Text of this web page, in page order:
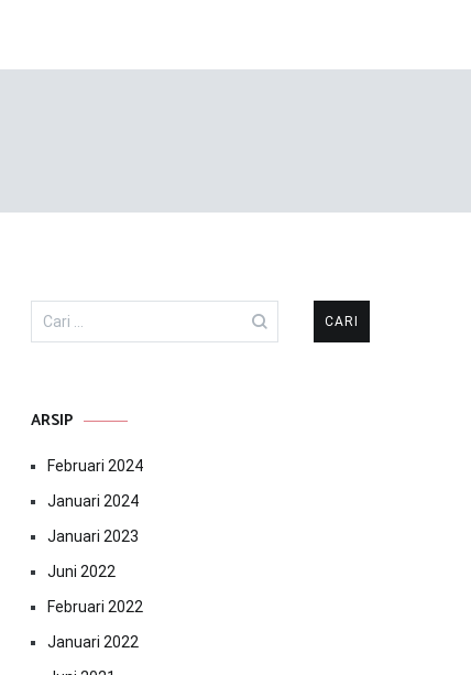
Cari
untuk:
ARSIP
Februari 2024
Januari 2024
Januari 2023
Juni 2022
Februari 2022
Januari 2022